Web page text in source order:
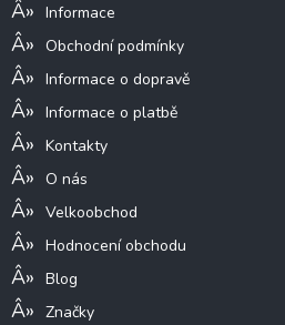
Informace
Obchodní podmínky
Informace o dopravě
Informace o platbě
Kontakty
O nás
Velkoobchod
Hodnocení obchodu
Blog
Značky